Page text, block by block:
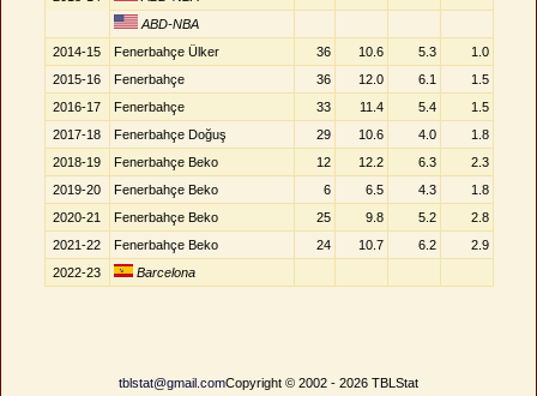
ABD-NBA
2014-15
Fenerbahçe Ülker 36 10.6 5.3
1.0
2015-16
Fenerbahçe 36 12.0 6.1
1.5
2016-17
Fenerbahçe 33 11.4 5.4
1.5
2017-18
Fenerbahçe Doğuş 29 10.6 4.0
1.8
2018-19
Fenerbahçe Beko 12 12.2 6.3
2.3
2019-20
Fenerbahçe Beko 6 6.5 4.3
1.8
2020-21
Fenerbahçe Beko 25 9.8 5.2
2.8
2021-22
Fenerbahçe Beko 24 10.7 6.2
2.9
2022-23
Barcelona
tblstat@gmail.comCopyright © 2002 - 2026 TBLStat